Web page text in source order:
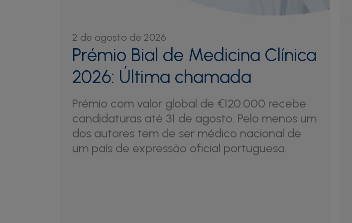
2 de agosto de 2026
Prémio Bial de Medicina Clínica
2026: Última chamada
Prémio com valor global de €120.000 recebe
candidaturas até 31 de agosto. Pelo menos um
dos autores tem de ser médico nacional de
um país de expressão oficial portuguesa.